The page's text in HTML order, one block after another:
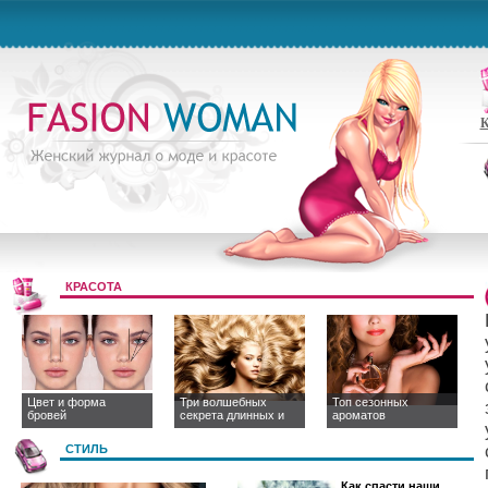
КРАСОТА
Цвет и форма
бровей
Три волшебных
секрета длинных и
Топ сезонных
ароматов
СТИЛЬ